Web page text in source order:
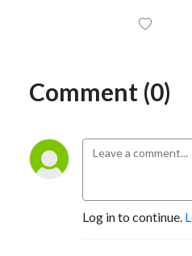
Comment (0)
Log in to continue.